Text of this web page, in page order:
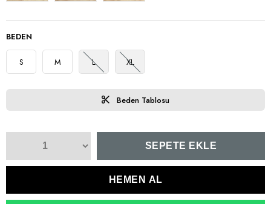
BEDEN
S M L XL
Beden Tablosu